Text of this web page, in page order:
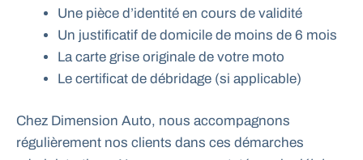
Une pièce d’identité en cours de validité
Un justificatif de domicile de moins de 6 mois
La carte grise originale de votre moto
Le certificat de débridage (si applicable)
Chez Dimension Auto, nous accompagnons
régulièrement nos clients dans ces démarches